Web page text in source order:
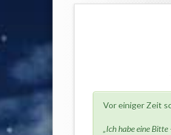
Vor einiger Zeit
„Ich habe eine